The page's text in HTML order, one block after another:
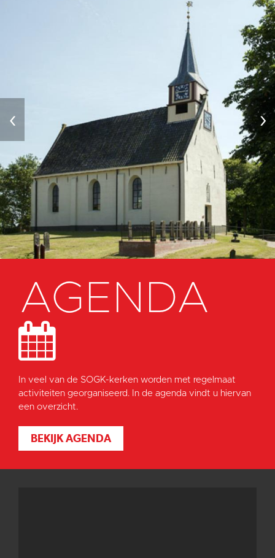
‹ ›
AGENDA
In veel van de SOGK-kerken worden met regelmaat
activiteiten georganiseerd. In de agenda vindt u hiervan
een overzicht.
BEKIJK AGENDA